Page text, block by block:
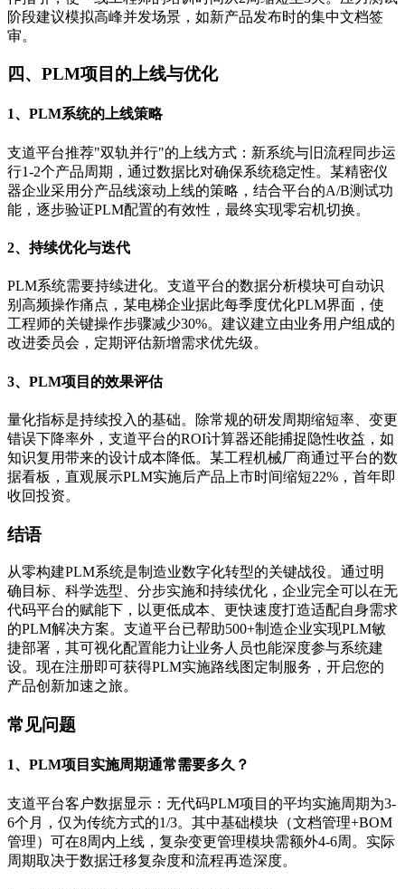
阶段建议模拟高峰并发场景，如新产品发布时的集中文档签
审。
四、PLM项目的上线与优化
1、PLM系统的上线策略
支道平台推荐"双轨并行"的上线方式：新系统与旧流程同步运
行1-2个产品周期，通过数据比对确保系统稳定性。某精密仪
器企业采用分产品线滚动上线的策略，结合平台的A/B测试功
能，逐步验证PLM配置的有效性，最终实现零宕机切换。
2、持续优化与迭代
PLM系统需要持续进化。支道平台的数据分析模块可自动识
别高频操作痛点，某电梯企业据此每季度优化PLM界面，使
工程师的关键操作步骤减少30%。建议建立由业务用户组成的
改进委员会，定期评估新增需求优先级。
3、PLM项目的效果评估
量化指标是持续投入的基础。除常规的研发周期缩短率、变更
错误下降率外，支道平台的ROI计算器还能捕捉隐性收益，如
知识复用带来的设计成本降低。某工程机械厂商通过平台的数
据看板，直观展示PLM实施后产品上市时间缩短22%，首年即
收回投资。
结语
从零构建PLM系统是制造业数字化转型的关键战役。通过明
确目标、科学选型、分步实施和持续优化，企业完全可以在无
代码平台的赋能下，以更低成本、更快速度打造适配自身需求
的PLM解决方案。支道平台已帮助500+制造企业实现PLM敏
捷部署，其可视化配置能力让业务人员也能深度参与系统建
设。现在注册即可获得PLM实施路线图定制服务，开启您的
产品创新加速之旅。
常见问题
1、PLM项目实施周期通常需要多久？
支道平台客户数据显示：无代码PLM项目的平均实施周期为3-
6个月，仅为传统方式的1/3。其中基础模块（文档管理+BOM
管理）可在8周内上线，复杂变更管理模块需额外4-6周。实际
周期取决于数据迁移复杂度和流程再造深度。